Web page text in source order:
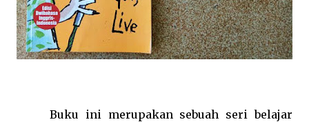
Buku ini merupakan sebuah seri belajar